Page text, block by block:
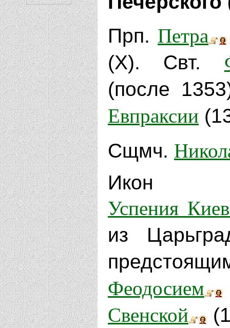
Прп. Петра
(X). Свт.
(после
Евпраксии
Сщмч.
Икон
Успения
из
Феодосием
Свенской